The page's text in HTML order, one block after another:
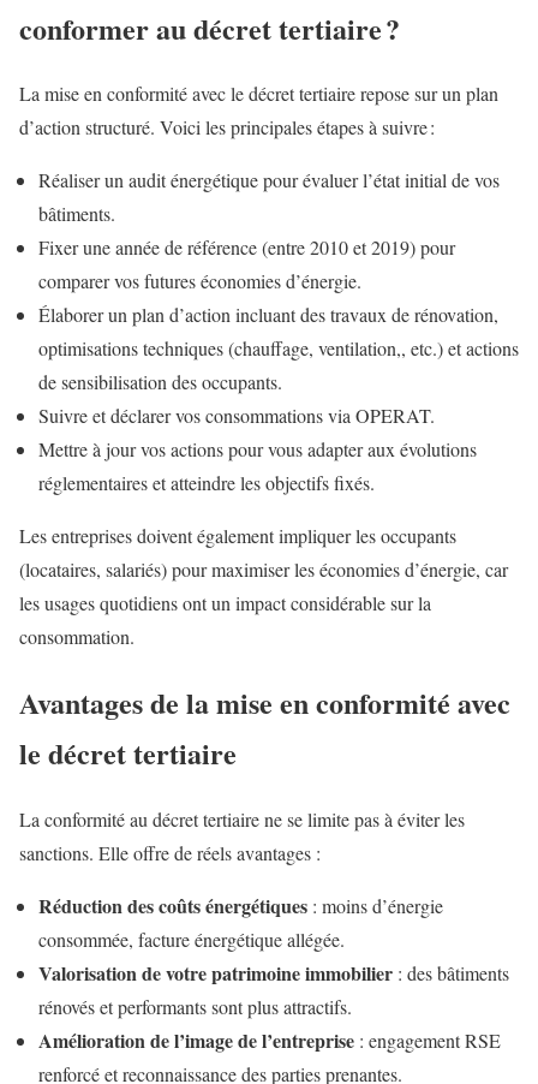
conformer au décret tertiaire ?
La mise en conformité avec le décret tertiaire repose sur un plan
d’action structuré. Voici les principales étapes à suivre :
Réaliser un audit énergétique pour évaluer l’état initial de vos
bâtiments.
Fixer une année de référence (entre 2010 et 2019) pour
comparer vos futures économies d’énergie.
Élaborer un plan d’action incluant des travaux de rénovation,
optimisations techniques (chauffage, ventilation,, etc.) et actions
de sensibilisation des occupants.
Suivre et déclarer vos consommations via OPERAT.
Mettre à jour vos actions pour vous adapter aux évolutions
réglementaires et atteindre les objectifs fixés.
Les entreprises doivent également impliquer les occupants
(locataires, salariés) pour maximiser les économies d’énergie, car
les usages quotidiens ont un impact considérable sur la
consommation.
Avantages de la mise en conformité avec
le décret tertiaire
La conformité au décret tertiaire ne se limite pas à éviter les
sanctions. Elle offre de réels avantages :
Réduction des coûts énergétiques : moins d’énergie
consommée, facture énergétique allégée.
Valorisation de votre patrimoine immobilier : des bâtiments
rénovés et performants sont plus attractifs.
Amélioration de l’image de l’entreprise : engagement RSE
renforcé et reconnaissance des parties prenantes.